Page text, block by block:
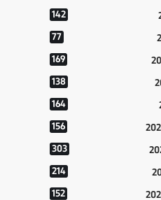
142
77
169
138
164
156
303
214
152